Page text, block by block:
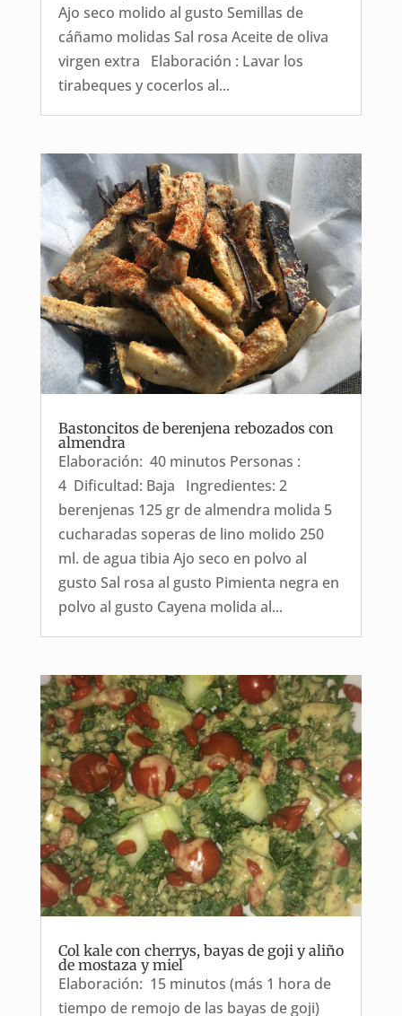
Ajo seco molido al gusto Semillas de
cáñamo molidas Sal rosa Aceite de oliva
virgen extra Elaboración : Lavar los
tirabeques y cocerlos al...
Bastoncitos de berenjena rebozados con
almendra
Elaboración: 40 minutos Personas :
4 Dificultad: Baja Ingredientes: 2
berenjenas 125 gr de almendra molida 5
cucharadas soperas de lino molido 250
ml. de agua tibia Ajo seco en polvo al
gusto Sal rosa al gusto Pimienta negra en
polvo al gusto Cayena molida al...
Col kale con cherrys, bayas de goji y aliño
de mostaza y miel
Elaboración: 15 minutos (más 1 hora de
tiempo de remojo de las bayas de goji)